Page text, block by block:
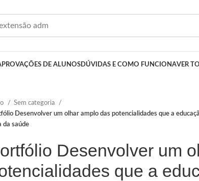
DE ALUNOS DÚVIDAS E COMO FUNCIONAVER
Sem categoria
Desenvolver um olhar amplo das potencialidades que a
da saúde
Desenvolver um
que a